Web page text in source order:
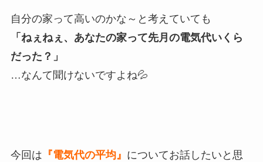
自分の家って高いのかな～と考えていても
「ねぇねぇ、あなたの家って先月の電気代いくら
だった？」
…なんて聞けないですよね💦
今回は 『電気代の平均』 についてお話したいと思